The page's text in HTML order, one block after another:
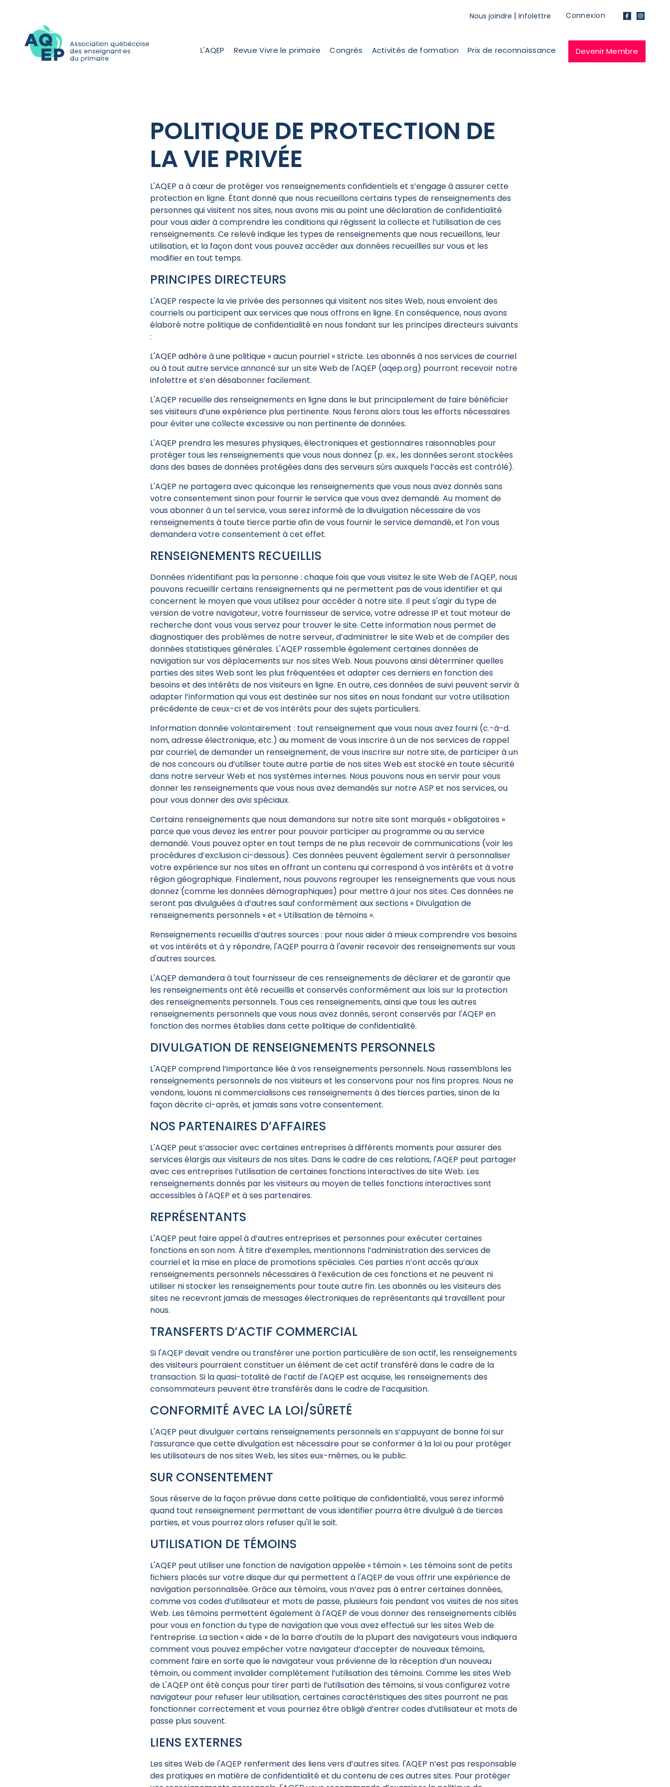
Nous joindre |Infolettre Connexion facebookinstagram
L'AQEP Revue Vivre le primaire Congrès Activités de formation Prix de reconnaissance Devenir Membre
POLITIQUE DE PROTECTION DE
LA VIE PRIVÉE
L'AQEP a à cœur de protéger vos renseignements confidentiels et s’engage à assurer cette
protection en ligne. Étant donné que nous recueillons certains types de renseignements des
personnes qui visitent nos sites, nous avons mis au point une déclaration de confidentialité
pour vous aider à comprendre les conditions qui régissent la collecte et l’utilisation de ces
renseignements. Ce relevé indique les types de renseignements que nous recueillons, leur
utilisation, et la façon dont vous pouvez accéder aux données recueillies sur vous et les
modifier en tout temps.
PRINCIPES DIRECTEURS
L'AQEP respecte la vie privée des personnes qui visitent nos sites Web, nous envoient des
courriels ou participent aux services que nous offrons en ligne. En conséquence, nous avons
élaboré notre politique de confidentialité en nous fondant sur les principes directeurs suivants
:
L'AQEP adhère à une politique « aucun pourriel » stricte. Les abonnés à nos services de courriel
ou à tout autre service annoncé sur un site Web de l'AQEP (aqep.org) pourront recevoir notre
infolettre et s’en désabonner facilement.
L'AQEP recueille des renseignements en ligne dans le but principalement de faire bénéficier
ses visiteurs d’une expérience plus pertinente. Nous ferons alors tous les efforts nécessaires
pour éviter une collecte excessive ou non pertinente de données.
L'AQEP prendra les mesures physiques, électroniques et gestionnaires raisonnables pour
protéger tous les renseignements que vous nous donnez (p. ex., les données seront stockées
dans des bases de données protégées dans des serveurs sûrs auxquels l’accès est contrôlé).
L'AQEP ne partagera avec quiconque les renseignements que vous nous avez donnés sans
votre consentement sinon pour fournir le service que vous avez demandé. Au moment de
vous abonner à un tel service, vous serez informé de la divulgation nécessaire de vos
renseignements à toute tierce partie afin de vous fournir le service demandé, et l’on vous
demandera votre consentement à cet effet.
RENSEIGNEMENTS RECUEILLIS
Données n’identifiant pas la personne : chaque fois que vous visitez le site Web de l'AQEP, nous
pouvons recueillir certains renseignements qui ne permettent pas de vous identifier et qui
concernent le moyen que vous utilisez pour accéder à notre site. Il peut s'agir du type de
version de votre navigateur, votre fournisseur de service, votre adresse IP et tout moteur de
recherche dont vous vous servez pour trouver le site. Cette information nous permet de
diagnostiquer des problèmes de notre serveur, d’administrer le site Web et de compiler des
données statistiques générales. L'AQEP rassemble également certaines données de
navigation sur vos déplacements sur nos sites Web. Nous pouvons ainsi déterminer quelles
parties des sites Web sont les plus fréquentées et adapter ces derniers en fonction des
besoins et des intérêts de nos visiteurs en ligne. En outre, ces données de suivi peuvent servir à
adapter l’information qui vous est destinée sur nos sites en nous fondant sur votre utilisation
précédente de ceux-ci et de vos intérêts pour des sujets particuliers.
Information donnée volontairement : tout renseignement que vous nous avez fourni (c.-à-d.
nom, adresse électronique, etc.) au moment de vous inscrire à un de nos services de rappel
par courriel, de demander un renseignement, de vous inscrire sur notre site, de participer à un
de nos concours ou d’utiliser toute autre partie de nos sites Web est stocké en toute sécurité
dans notre serveur Web et nos systèmes internes. Nous pouvons nous en servir pour vous
donner les renseignements que vous nous avez demandés sur notre ASP et nos services, ou
pour vous donner des avis spéciaux.
Certains renseignements que nous demandons sur notre site sont marqués « obligatoires »
parce que vous devez les entrer pour pouvoir participer au programme ou au service
demandé. Vous pouvez opter en tout temps de ne plus recevoir de communications (voir les
procédures d’exclusion ci-dessous). Ces données peuvent également servir à personnaliser
votre expérience sur nos sites en offrant un contenu qui correspond à vos intérêts et à votre
région géographique. Finalement, nous pouvons regrouper les renseignements que vous nous
donnez (comme les données démographiques) pour mettre à jour nos sites. Ces données ne
seront pas divulguées à d’autres sauf conformément aux sections « Divulgation de
renseignements personnels » et « Utilisation de témoins ».
Renseignements recueillis d’autres sources : pour nous aider à mieux comprendre vos besoins
et vos intérêts et à y répondre, l'AQEP pourra à l'avenir recevoir des renseignements sur vous
d'autres sources.
L'AQEP demandera à tout fournisseur de ces renseignements de déclarer et de garantir que
les renseignements ont été recueillis et conservés conformément aux lois sur la protection
des renseignements personnels. Tous ces renseignements, ainsi que tous les autres
renseignements personnels que vous nous avez donnés, seront conservés par l'AQEP en
fonction des normes établies dans cette politique de confidentialité.
DIVULGATION DE RENSEIGNEMENTS PERSONNELS
L'AQEP comprend l’importance liée à vos renseignements personnels. Nous rassemblons les
renseignements personnels de nos visiteurs et les conservons pour nos fins propres. Nous ne
vendons, louons ni commercialisons ces renseignements à des tierces parties, sinon de la
façon décrite ci-après, et jamais sans votre consentement.
NOS PARTENAIRES D’AFFAIRES
L'AQEP peut s’associer avec certaines entreprises à différents moments pour assurer des
services élargis aux visiteurs de nos sites. Dans le cadre de ces relations, l'AQEP peut partager
avec ces entreprises l’utilisation de certaines fonctions interactives de site Web. Les
renseignements donnés par les visiteurs au moyen de telles fonctions interactives sont
accessibles à l'AQEP et à ses partenaires.
REPRÉSENTANTS
L'AQEP peut faire appel à d’autres entreprises et personnes pour exécuter certaines
fonctions en son nom. À titre d’exemples, mentionnons l’administration des services de
courriel et la mise en place de promotions spéciales. Ces parties n’ont accès qu’aux
renseignements personnels nécessaires à l’exécution de ces fonctions et ne peuvent ni
utiliser ni stocker les renseignements pour toute autre fin. Les abonnés ou les visiteurs des
sites ne recevront jamais de messages électroniques de représentants qui travaillent pour
nous.
TRANSFERTS D’ACTIF COMMERCIAL
Si l'AQEP devait vendre ou transférer une portion particulière de son actif, les renseignements
des visiteurs pourraient constituer un élément de cet actif transféré dans le cadre de la
transaction. Si la quasi-totalité de l’actif de l'AQEP est acquise, les renseignements des
consommateurs peuvent être transférés dans le cadre de l’acquisition.
CONFORMITÉ AVEC LA LOI/SÛRETÉ
L'AQEP peut divulguer certains renseignements personnels en s’appuyant de bonne foi sur
l’assurance que cette divulgation est nécessaire pour se conformer à la loi ou pour protéger
les utilisateurs de nos sites Web, les sites eux-mêmes, ou le public.
SUR CONSENTEMENT
Sous réserve de la façon prévue dans cette politique de confidentialité, vous serez informé
quand tout renseignement permettant de vous identifier pourra être divulgué à de tierces
parties, et vous pourrez alors refuser qu'il le soit.
UTILISATION DE TÉMOINS
L'AQEP peut utiliser une fonction de navigation appelée « témoin ». Les témoins sont de petits
fichiers placés sur votre disque dur qui permettent à l'AQEP de vous offrir une expérience de
navigation personnalisée. Grâce aux témoins, vous n’avez pas à entrer certaines données,
comme vos codes d’utilisateur et mots de passe, plusieurs fois pendant vos visites de nos sites
Web. Les témoins permettent également à l'AQEP de vous donner des renseignements ciblés
pour vous en fonction du type de navigation que vous avez effectué sur les sites Web de
l’entreprise. La section « aide » de la barre d’outils de la plupart des navigateurs vous indiquera
comment vous pouvez empêcher votre navigateur d’accepter de nouveaux témoins,
comment faire en sorte que le navigateur vous prévienne de la réception d’un nouveau
témoin, ou comment invalider complètement l’utilisation des témoins. Comme les sites Web
de L'AQEP ont été conçus pour tirer parti de l’utilisation des témoins, si vous configurez votre
navigateur pour refuser leur utilisation, certaines caractéristiques des sites pourront ne pas
fonctionner correctement et vous pourriez être obligé d’entrer codes d’utilisateur et mots de
passe plus souvent.
LIENS EXTERNES
Les sites Web de l'AQEP renferment des liens vers d’autres sites. l'AQEP n’est pas responsable
des pratiques en matière de confidentialité et du contenu de ces autres sites. Pour protéger